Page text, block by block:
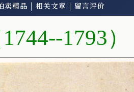
卖精品 | 相关文章 | 留言评价
1744--1793）